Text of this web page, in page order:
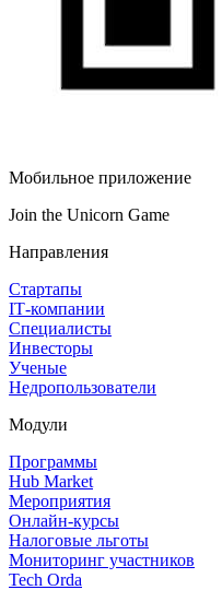
Мобильное приложение
Join the Unicorn Game
Направления
Стартапы
IT‑компании
Специалисты
Инвесторы
Ученые
Недропользователи
Модули
Программы
Hub Market
Мероприятия
Онлайн‑курсы
Налоговые льготы
Мониторинг участников
Tech Orda